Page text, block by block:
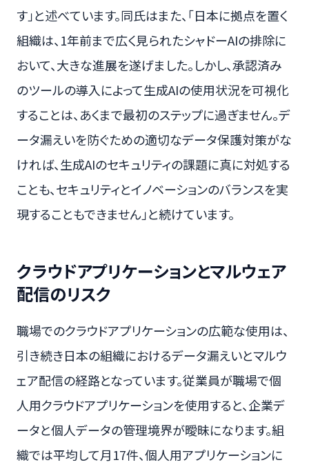
す」と述べています。同氏はまた、「日本に拠点を置く
組織は、1年前まで広く見られたシャドーAIの排除に
おいて、大きな進展を遂げました。しかし、承認済み
のツールの導入によって生成AIの使用状況を可視化
することは、あくまで最初のステップに過ぎません。デ
ータ漏えいを防ぐための適切なデータ保護対策がな
ければ、生成AIのセキュリティの課題に真に対処する
ことも、セキュリティとイノベーションのバランスを実
現することもできません」と続けています。
クラウドアプリケーションとマルウェア
配信のリスク
職場でのクラウドアプリケーションの広範な使用は、
引き続き日本の組織におけるデータ漏えいとマルウ
ェア配信の経路となっています。従業員が職場で個
人用クラウドアプリケーションを使用すると、企業デ
ータと個人データの管理境界が曖昧になります。組
織では平均して月17件、個人用アプリケーションに